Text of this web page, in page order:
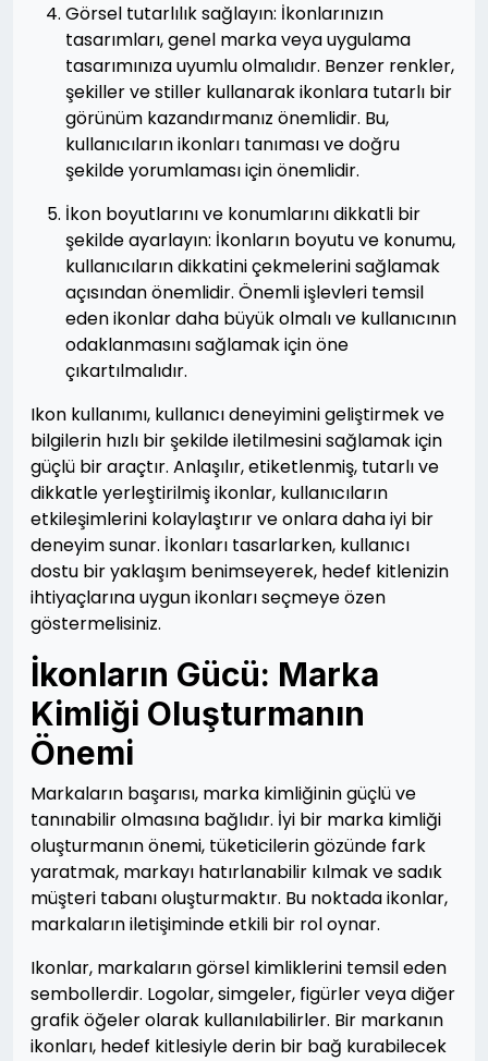
Görsel tutarlılık sağlayın: İkonlarınızın
tasarımları, genel marka veya uygulama
tasarımınıza uyumlu olmalıdır. Benzer renkler,
şekiller ve stiller kullanarak ikonlara tutarlı bir
görünüm kazandırmanız önemlidir. Bu,
kullanıcıların ikonları tanıması ve doğru
şekilde yorumlaması için önemlidir.
İkon boyutlarını ve konumlarını dikkatli bir
şekilde ayarlayın: İkonların boyutu ve konumu,
kullanıcıların dikkatini çekmelerini sağlamak
açısından önemlidir. Önemli işlevleri temsil
eden ikonlar daha büyük olmalı ve kullanıcının
odaklanmasını sağlamak için öne
çıkartılmalıdır.
Ikon kullanımı, kullanıcı deneyimini geliştirmek ve
bilgilerin hızlı bir şekilde iletilmesini sağlamak için
güçlü bir araçtır. Anlaşılır, etiketlenmiş, tutarlı ve
dikkatle yerleştirilmiş ikonlar, kullanıcıların
etkileşimlerini kolaylaştırır ve onlara daha iyi bir
deneyim sunar. İkonları tasarlarken, kullanıcı
dostu bir yaklaşım benimseyerek, hedef kitlenizin
ihtiyaçlarına uygun ikonları seçmeye özen
göstermelisiniz.
İkonların Gücü: Marka
Kimliği Oluşturmanın
Önemi
Markaların başarısı, marka kimliğinin güçlü ve
tanınabilir olmasına bağlıdır. İyi bir marka kimliği
oluşturmanın önemi, tüketicilerin gözünde fark
yaratmak, markayı hatırlanabilir kılmak ve sadık
müşteri tabanı oluşturmaktır. Bu noktada ikonlar,
markaların iletişiminde etkili bir rol oynar.
Ikonlar, markaların görsel kimliklerini temsil eden
sembollerdir. Logolar, simgeler, figürler veya diğer
grafik öğeler olarak kullanılabilirler. Bir markanın
ikonları, hedef kitlesiyle derin bir bağ kurabilecek